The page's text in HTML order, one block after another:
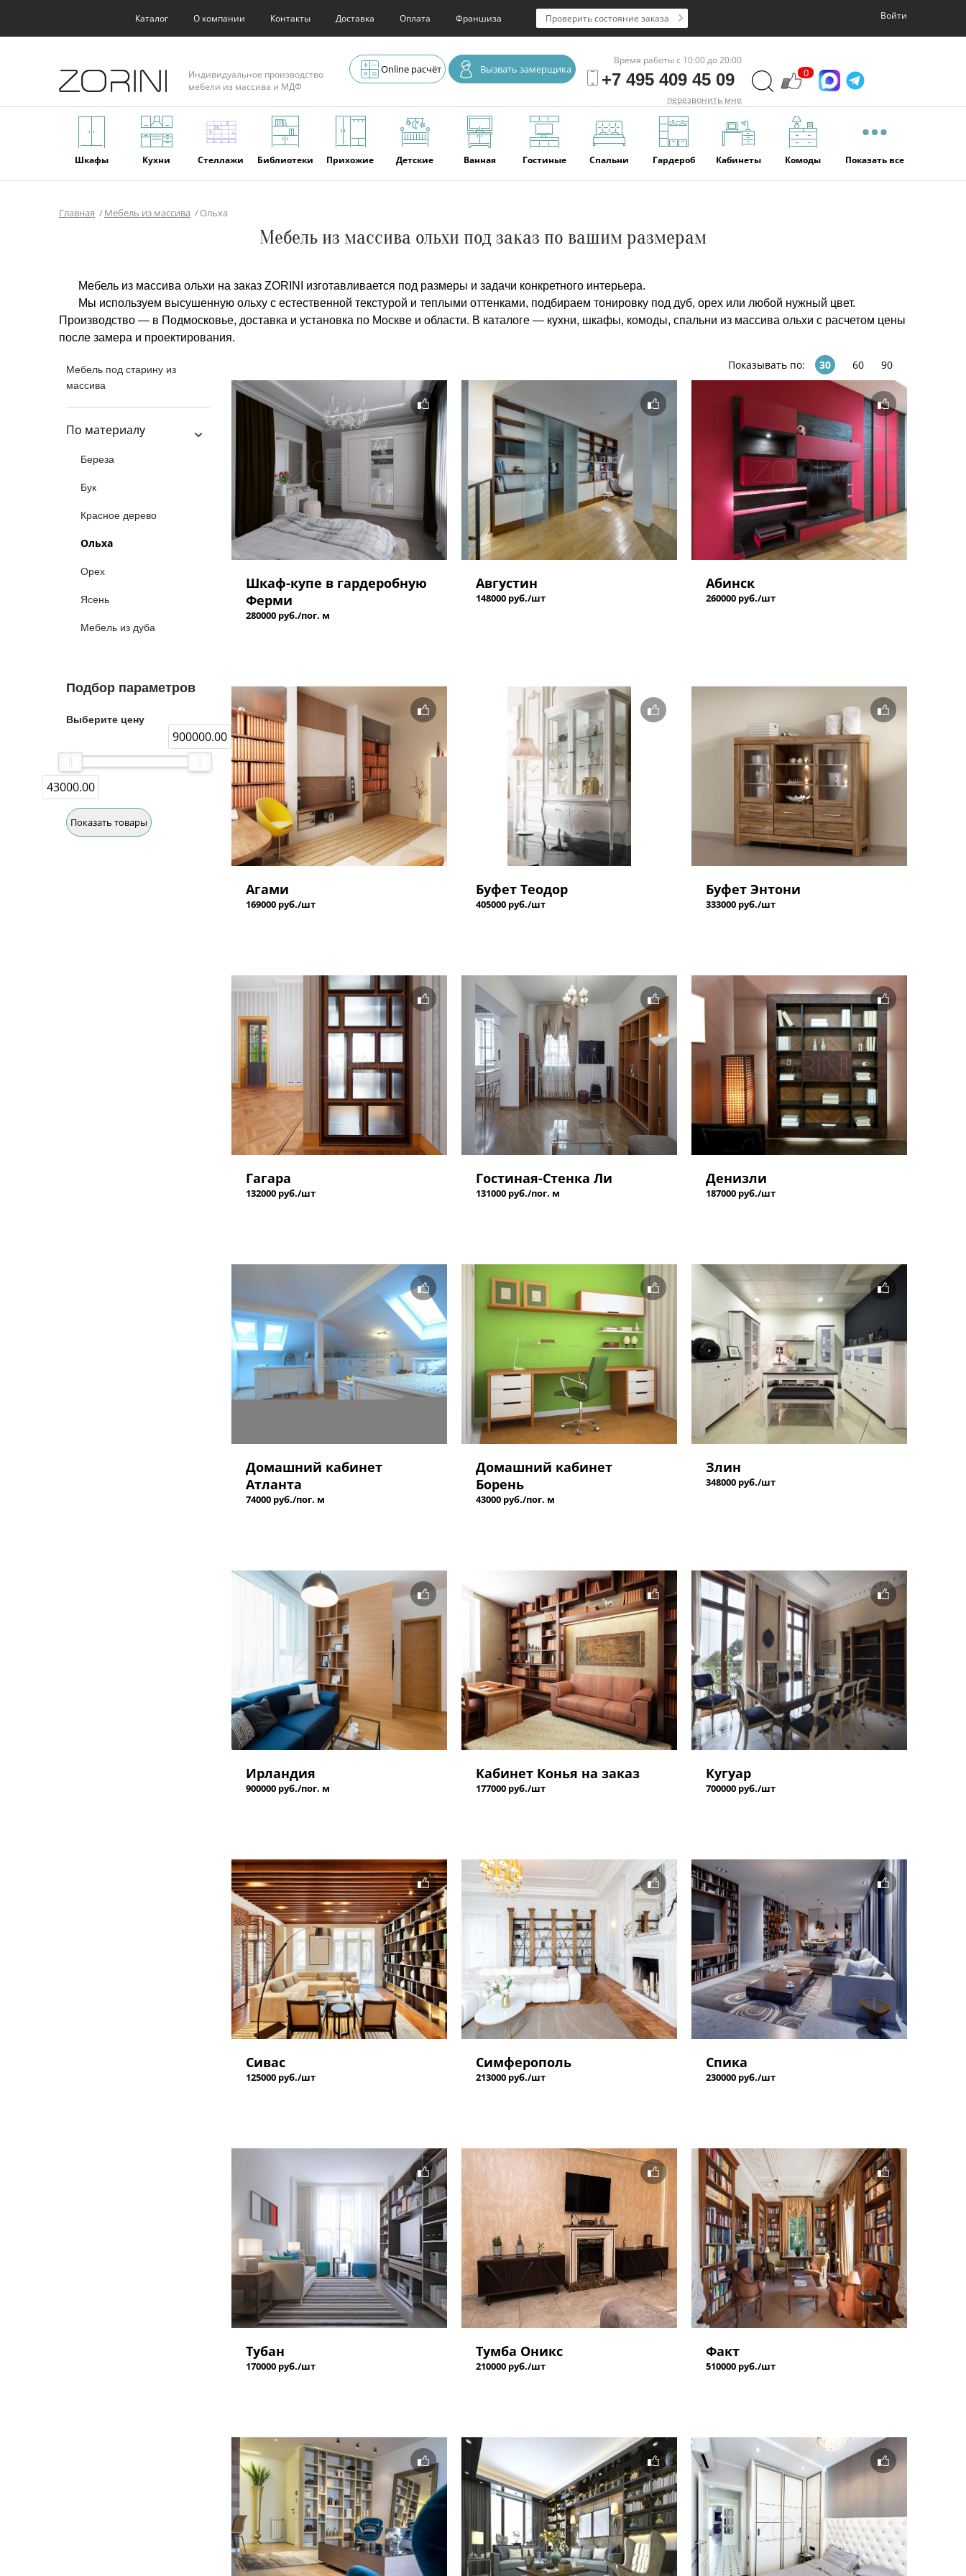
Каталог О компании Контакты Доставка Оплата Франшиза Войти
Проверить состояние заказа
Индивидуальное производство
мебели из массива и МДФ
Online расчёт Вызвать замерщика
Время работы с 10:00 до 20:00
+7 495 409 45 09
перезвонить мне
0
Шкафы Кухни Стеллажи Библиотеки Прихожие Детские Ванная Гостиные Спальни Гардероб Кабинеты Комоды
массива
мебель
буфеты
последние
Показать все
Главная Мебель из массива Ольха
Мебель из массива ольхи под заказ по вашим размерам
Мебель из массива ольхи на заказ ZORINI изготавливается под размеры и задачи конкретного интерьера.
Мы используем высушенную ольху с естественной текстурой и теплыми оттенками, подбираем тонировку под дуб, орех или любой нужный цвет.
Производство — в Подмосковье, доставка и установка по Москве и области. В каталоге — кухни, шкафы, комоды, спальни из массива ольхи с расчетом цены
после замера и проектирования.
Мебель под старину из
массива
По материалу
Береза
Бук
Красное дерево
Ольха
Орех
Ясень
Мебель из дуба
Подбор параметров
Выберите цену
43000.00
900000.00
Показать товары
Показывать по: 30 60 90
Шкаф-купе в гардеробную
Ферми
280000 руб./пог. м
Августин
148000 руб./шт
Абинск
260000 руб./шт
Агами
169000 руб./шт
Буфет Теодор
405000 руб./шт
Буфет Энтони
333000 руб./шт
Гагара
132000 руб./шт
Гостиная-Стенка Ли
131000 руб./пог. м
Денизли
187000 руб./шт
Домашний кабинет
Атланта
74000 руб./пог. м
Домашний кабинет
Борень
43000 руб./пог. м
Злин
348000 руб./шт
Ирландия
900000 руб./пог. м
Кабинет Конья на заказ
177000 руб./шт
Кугуар
700000 руб./шт
Сивас
125000 руб./шт
Симферополь
213000 руб./шт
Спика
230000 руб./шт
Тубан
170000 руб./шт
Тумба Оникс
210000 руб./шт
Факт
510000 руб./шт